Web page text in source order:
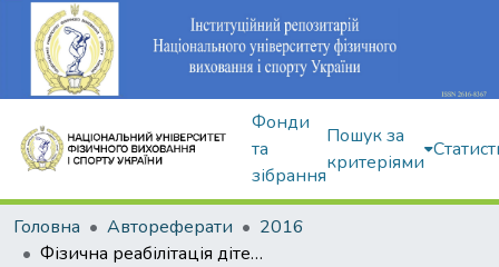
Фонди
та
зібрання
Пошук за
критеріями
Головна Автореферати
2016
Фізична реабілітація дітей із складними вродженими вадами серця з функціонально єдиним шлуночком після гемодинамічної корекції